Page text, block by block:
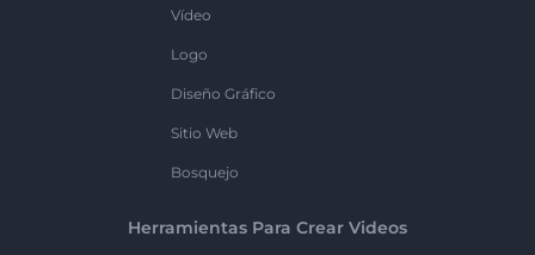
Vídeo
Logo
Diseño Gráfico
Sitio Web
Bosquejo
Herramientas Para Crear Videos